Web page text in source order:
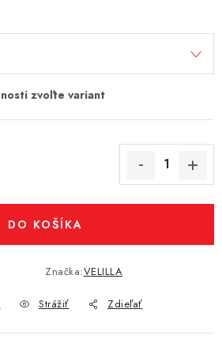
DO KOŠÍKA
Značka:VELILLA
Strážiť Zdieľať